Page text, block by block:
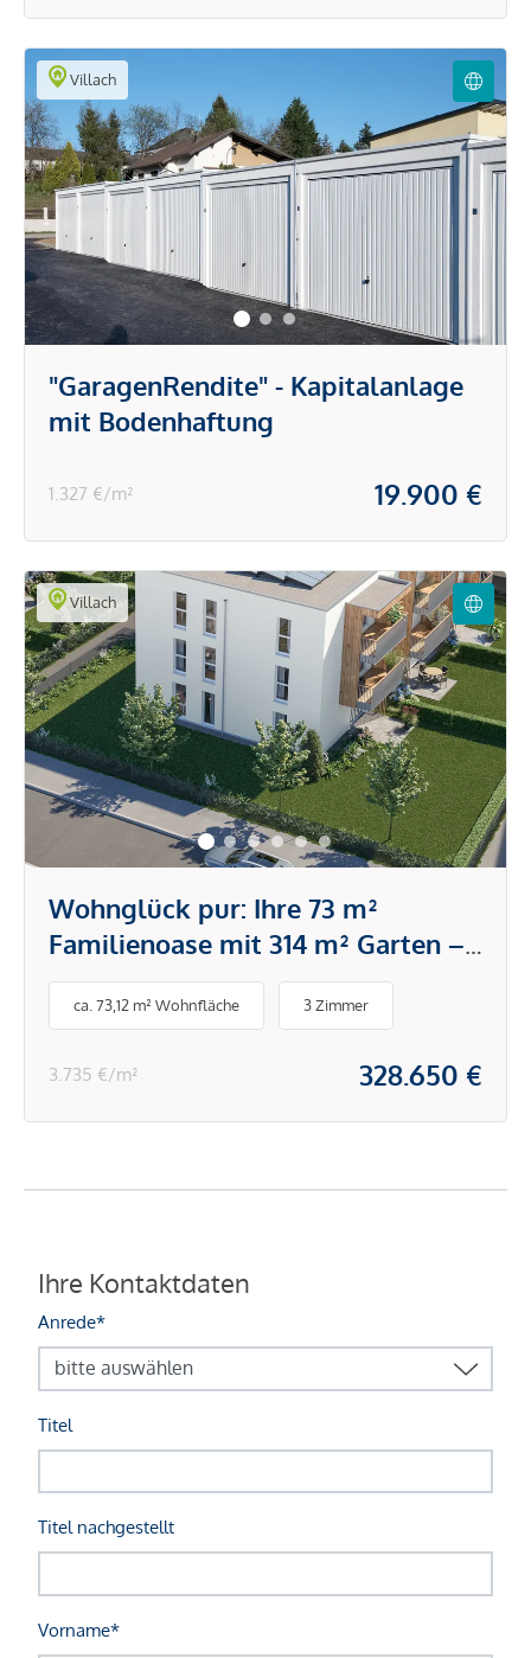
Villach
"GaragenRendite" - Kapitalanlage
mit Bodenhaftung
1.327 €/m² 19.900 €
Villach
Wohnglück pur: Ihre 73 m²
Familienoase mit 314 m² Garten –
Natur, Privatsphäre & Raum für
Träume
ca. 73,12 m² Wohnfläche 3 Zimmer
3.735 €/m² 328.650 €